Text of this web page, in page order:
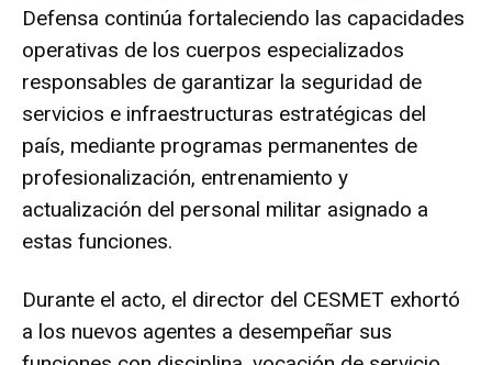
Defensa continúa fortaleciendo las capacidades
operativas de los cuerpos especializados
responsables de garantizar la seguridad de
servicios e infraestructuras estratégicas del
país, mediante programas permanentes de
profesionalización, entrenamiento y
actualización del personal militar asignado a
estas funciones.
Durante el acto, el director del CESMET exhortó
a los nuevos agentes a desempeñar sus